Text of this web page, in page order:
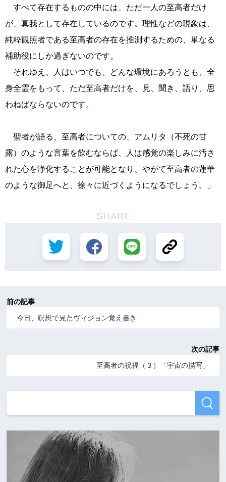
すべて存在するものの中には、ただ一人の至高者だけ
が、真我として存在しているのです。理性などの現象は、
純粋観照者である至高者の存在を推測するための、単なる
補助役にしか過ぎないのです。
それゆえ、人はいつでも、どんな環境にあろうとも、全
身全霊をもって、ただ至高者だけを、見、聞き、語り、思
わねばならないのです。
聖者が語る、至高者についての、アムリタ（不死の甘
露）のような言葉を飲むならば、人は感覚の楽しみに汚さ
れた心を浄化することが可能となり、やがて至高者の蓮華
のような御足へと、徐々に近づくようになるでしょう。」
SHARE
前の記事
今日、瞑想で見たヴィジョン覚え書き
次の記事
至高者の祝福（３）「宇宙の描写」